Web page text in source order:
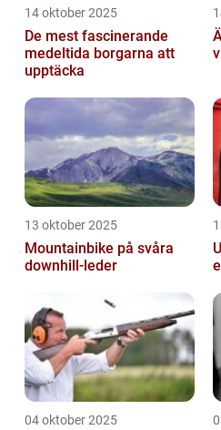
14 oktober 2025
De mest fascinerande
medeltida borgarna att
upptäcka
13 oktober 2025
Mountainbike på svåra
downhill-leder
04 oktober 2025